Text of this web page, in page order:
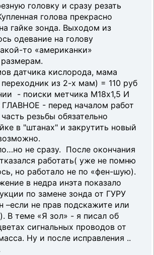
головку и сразу резать
голова прекрасно
гайке зонда. Выходом из
одевание на голову
то «американки»
датчика кислорода, мама
из 2-х мам) = 110 руб
- поиски метчика М18х1,5 И
- перед началом работ
резьбы обязательно
в "штанах" и закрутить новый
не сразу. После окончания
работать( уже не помню
но работало не по «фен-шую).
в недра инэта показало
по замене зонда от ГУРУ
–если не прав подскажите или
В теме «Я зол» - я писал об
сигнальных проводов от
Ну и после исправления ..